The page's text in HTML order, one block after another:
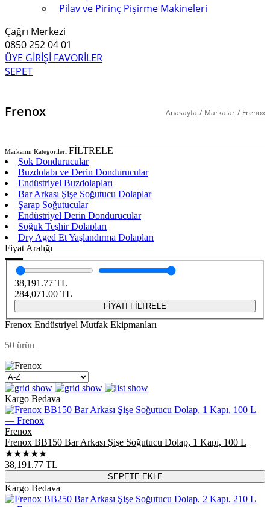
Pilav ve Pirinç Pişirme Makineleri
Çağrı Merkezi
0850 252 04 01
ÜYE GİRİŞİ FAVORİLER
SEPET
Frenox Anasayfa / Markalar / Frenox
Markanın Kategorileri FİLTRELE
Şok Dondurucular
Buzdolabı ve Derin Dondurucular
Endüstriyel Buzdolapları
Bar Arkası Şişe Soğutucu Dolaplar
Şarap Soğutucular
Endüstriyel Derin Dondurucular
Soğuk Teşhir Dolapları
Dry Aged Et Yaşlandırma Dolapları
Fiyat Aralığı
38,191.77 TL
284,071.00 TL
FİYATI FİLTRELE
Frenox Endüstriyel Mutfak Ekipmanları
50 ürün
Kargo Bedava
Frenox
Frenox BB150 Bar Arkası Şişe Soğutucu Dolap, 1 Kapı, 100 L
★★★★★
38,191.77 TL
SEPETE EKLE
Kargo Bedava